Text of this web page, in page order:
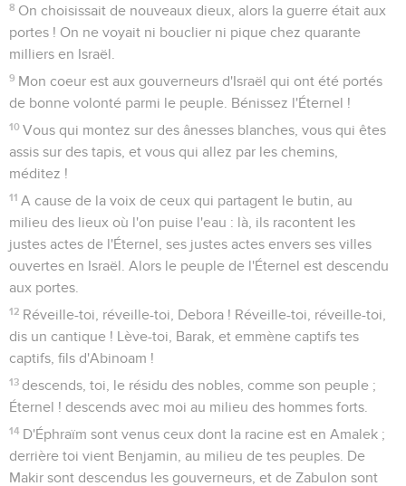
8 On choisissait de nouveaux dieux, alors la guerre était aux
portes ! On ne voyait ni bouclier ni pique chez quarante
milliers en Israël.
9 Mon coeur est aux gouverneurs d'Israël qui ont été portés
de bonne volonté parmi le peuple. Bénissez l'Éternel !
10 Vous qui montez sur des ânesses blanches, vous qui êtes
assis sur des tapis, et vous qui allez par les chemins,
méditez !
11 A cause de la voix de ceux qui partagent le butin, au
milieu des lieux où l'on puise l'eau : là, ils racontent les
justes actes de l'Éternel, ses justes actes envers ses villes
ouvertes en Israël. Alors le peuple de l'Éternel est descendu
aux portes.
12 Réveille-toi, réveille-toi, Debora ! Réveille-toi, réveille-toi,
dis un cantique ! Lève-toi, Barak, et emmène captifs tes
captifs, fils d'Abinoam !
13 descends, toi, le résidu des nobles, comme son peuple ;
Éternel ! descends avec moi au milieu des hommes forts.
14 D'Éphraïm sont venus ceux dont la racine est en Amalek ;
derrière toi vient Benjamin, au milieu de tes peuples. De
Makir sont descendus les gouverneurs, et de Zabulon sont